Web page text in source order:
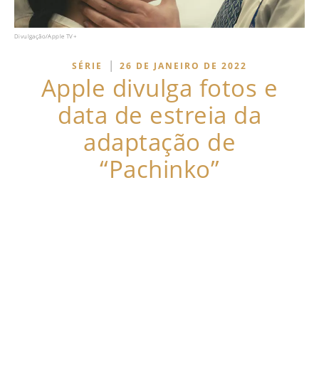
Divulgação/Apple TV+
SÉRIE | 26 DE JANEIRO DE 2022
Apple divulga fotos e
data de estreia da
adaptação de
“Pachinko”